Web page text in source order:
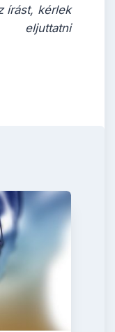
írást, kérlek
eljuttatni